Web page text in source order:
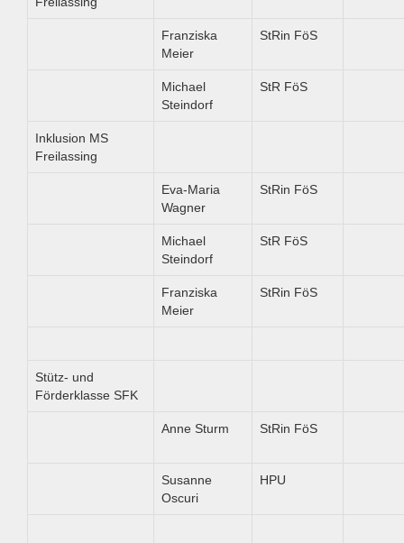
Franziska
Meier
StRin FöS
Michael
Steindorf
StR FöS
Inklusion MS
Freilassing
Eva-Maria
Wagner
StRin FöS
Michael
Steindorf
StR FöS
Franziska
Meier
StRin FöS
Stütz- und
Förderklasse SFK
Anne Sturm StRin FöS
Susanne
Oscuri
HPU